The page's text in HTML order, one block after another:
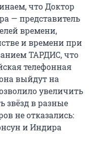
что Доктор
— представитель
времени,
и времени при
ТАРДИС, что
телефонная
выйдут на
увеличить
звёзд в разные
не отказались:
и Индира